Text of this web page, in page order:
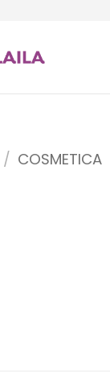
/ COSMETICA